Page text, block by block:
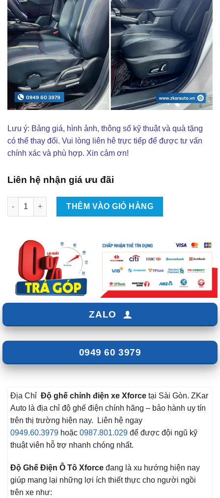
Lưu ý: Bảng giá, hình ảnh, thông số kỹ thuật và quà tặng
có thể thay đổi. Vui lòng liên hê trực tiếp để được tư vấn
chính xác và phù hợp. Xin cảm ơn!
Liên hệ nhận giá ưu đãi
Độ Ghế Chỉnh Điện Mitsubishi Xforce Tại TPHCM số lượng
THÊM VÀO GIỎ HÀNG
ZALO
0949 60 3979
Địa Chỉ Độ ghế chỉnh điện xe Xforce tại Sài Gòn. ZKar
Auto là địa chỉ độ ghế điện chính hãng – bảo hành uy tín
trên thị trường hiện nay. Liên hệ ngay
0949.60.3979 hoặc 0987.801.029 để được đội ngũ kỹ
thuật viên hỗ trợ nhanh chóng nhất.
Độ Ghế Điện Ô Tô Xforce đang là xu hướng hiện nay
giúp mang lại những lợi ích thiết thực cho người ngồi
trên xe như: